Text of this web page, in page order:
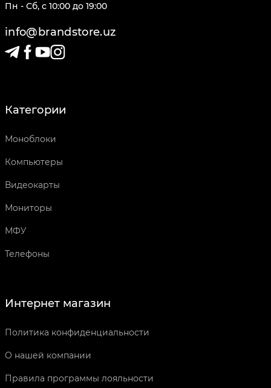
Пн - Сб, c 10:00 до 19:00
info@brandstore.uz
Категории
Моноблоки
Компьютеры
Видеокарты
Мониторы
МФУ
Телефоны
Интернет магазин
Политика конфиденциальности
О нашей компании
Правила программы лояльности